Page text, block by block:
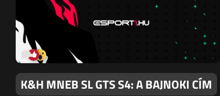
K&H MNEB SL GTS S4: A BAJNOKI CÍM